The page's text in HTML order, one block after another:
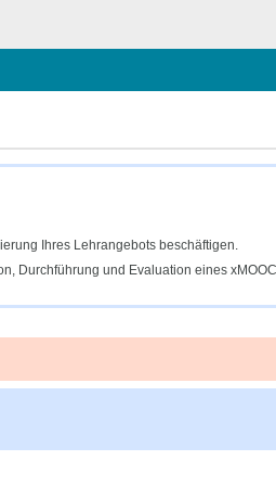
Ihres Lehrangebots beschäftigen.
Durchführung und Evaluation eines